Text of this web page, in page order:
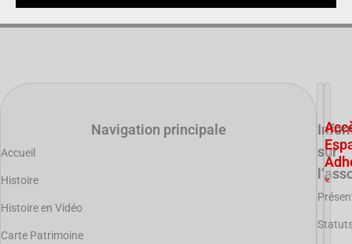
Navigation principale
Accueil
Histoire
Histoire en Vidéo
Carte Patrimoine
sur